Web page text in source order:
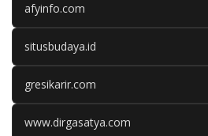
afyinfo.com
situsbudaya.id
gresikarir.com
www.dirgasatya.com